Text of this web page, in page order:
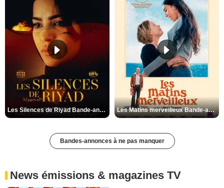
Les Silences de Riyad Bande-annonce VO STFR Les Matins merveilleux Bande-annonce VF
Bandes-annonces à ne pas manquer
News émissions & magazines TV